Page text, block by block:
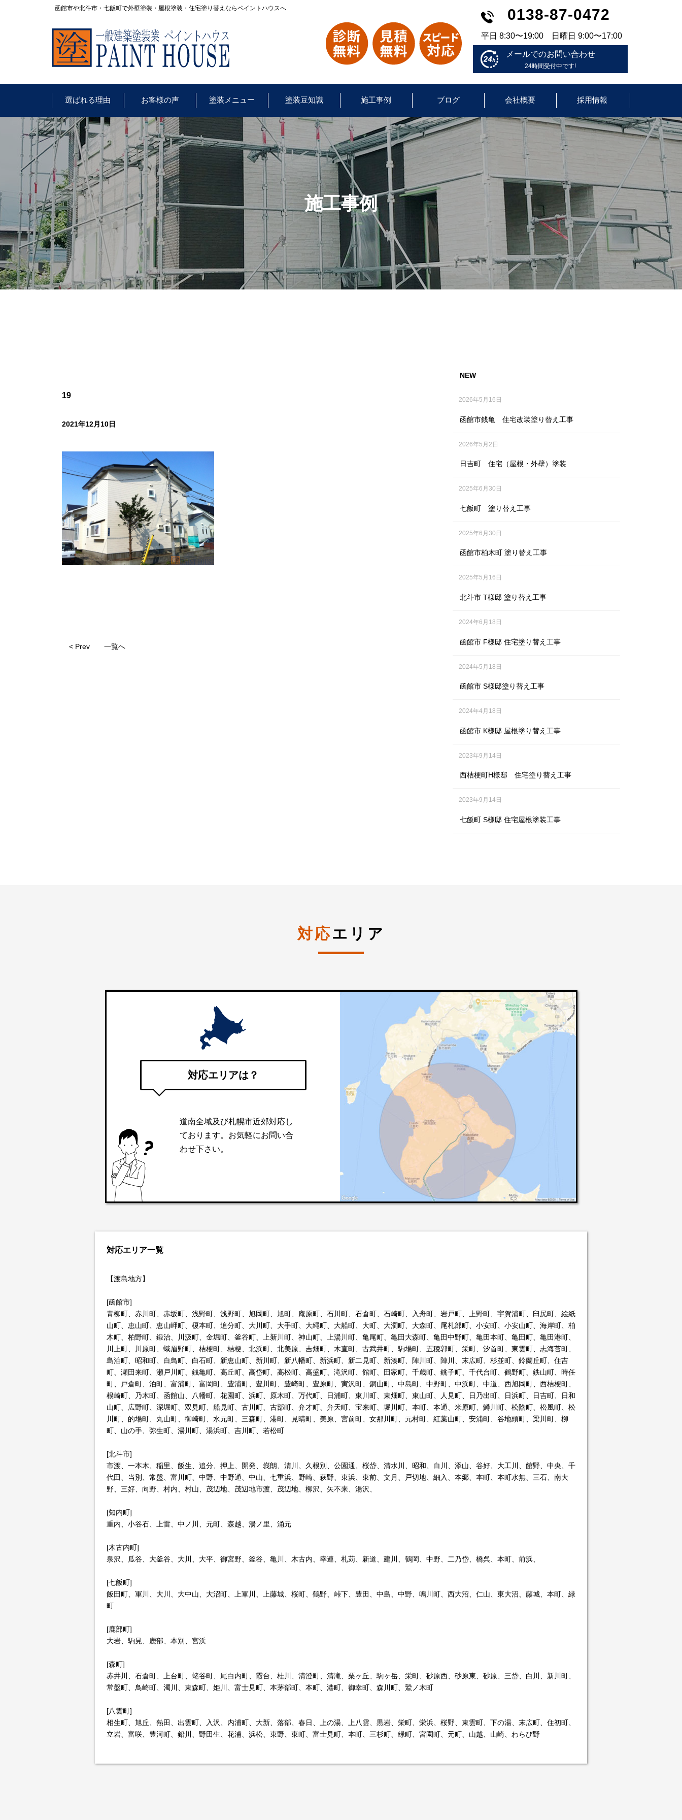
函館市や北斗市・七飯町で外壁塗装・屋根塗装・住宅塗り替えならペイントハウスへ 0138-87-0472
平日 8:30〜19:00 日曜日 9:00〜17:00
メールでのお問い合わせ
24時間受付中です!
選ばれる理由 お客様の声 塗装メニュー 塗装豆知識 施工事例 ブログ 会社概要 採用情報
施工事例
19
2021年12月10日
< Prev 一覧へ
NEW
2026年5月16日
函館市銭亀 住宅改装塗り替え工事
2026年5月2日
日吉町 住宅（屋根・外壁）塗装
2025年6月30日
七飯町 塗り替え工事
2025年6月30日
函館市柏木町 塗り替え工事
2025年5月16日
北斗市 T様邸 塗り替え工事
2024年6月18日
函館市 F様邸 住宅塗り替え工事
2024年5月18日
函館市 S様邸塗り替え工事
2024年4月18日
函館市 K様邸 屋根塗り替え工事
2023年9月14日
西桔梗町H様邸 住宅塗り替え工事
2023年9月14日
七飯町 S様邸 住宅屋根塗装工事
対応エリア
対応エリアは？
道南全域及び札幌市近郊対応し
ております。お気軽にお問い合
わせ下さい。
対応エリア一覧
【渡島地方】
[函館市]
青柳町、赤川町、赤坂町、浅野町、浅野町、旭岡町、旭町、庵原町、石川町、石倉町、石崎町、入舟町、岩戸町、上野町、宇賀浦町、臼尻町、絵紙
山町、恵山町、恵山岬町、榎本町、追分町、大川町、大手町、大縄町、大船町、大町、大澗町、大森町、尾札部町、小安町、小安山町、海岸町、柏
木町、柏野町、鍛治、川汲町、金堀町、釜谷町、上新川町、神山町、上湯川町、亀尾町、亀田大森町、亀田中野町、亀田本町、亀田町、亀田港町、
川上町、川原町、蛾眉野町、桔梗町、桔梗、北浜町、北美原、吉畑町、木直町、古武井町、駒場町、五稜郭町、栄町、汐首町、東雲町、志海苔町、
島泊町、昭和町、白鳥町、白石町、新恵山町、新川町、新八幡町、新浜町、新二見町、新湊町、陣川町、陣川、末広町、杉並町、鈴蘭丘町、住吉
町、瀬田来町、瀬戸川町、銭亀町、高丘町、高岱町、高松町、高盛町、滝沢町、館町、田家町、千歳町、銚子町、千代台町、鶴野町、鉄山町、時任
町、戸倉町、泊町、富浦町、富岡町、豊浦町、豊川町、豊崎町、豊原町、寅沢町、銅山町、中島町、中野町、中浜町、中道、西旭岡町、西桔梗町、
根崎町、乃木町、函館山、八幡町、花園町、浜町、原木町、万代町、日浦町、東川町、東畑町、東山町、人見町、日乃出町、日浜町、日吉町、日和
山町、広野町、深堀町、双見町、船見町、古川町、古部町、弁才町、弁天町、宝来町、堀川町、本町、本通、米原町、鱒川町、松陰町、松風町、松
川町、的場町、丸山町、御崎町、水元町、三森町、港町、見晴町、美原、宮前町、女那川町、元村町、紅葉山町、安浦町、谷地頭町、梁川町、柳
町、山の手、弥生町、湯川町、湯浜町、吉川町、若松町
[北斗市]
市渡、一本木、稲里、飯生、追分、押上、開発、峩朗、清川、久根別、公園通、桜岱、清水川、昭和、白川、添山、谷好、大工川、館野、中央、千
代田、当別、常盤、富川町、中野、中野通、中山、七重浜、野崎、萩野、東浜、東前、文月、戸切地、細入、本郷、本町、本町水無、三石、南大
野、三好、向野、村内、村山、茂辺地、茂辺地市渡、茂辺地、柳沢、矢不来、湯沢、
[知内町]
重内、小谷石、上雷、中ノ川、元町、森越、湯ノ里、涌元
[木古内町]
泉沢、瓜谷、大釜谷、大川、大平、御宮野、釜谷、亀川、木古内、幸連、札苅、新道、建川、鶴岡、中野、二乃岱、橋呉、本町、前浜、
[七飯町]
飯田町、軍川、大川、大中山、大沼町、上軍川、上藤城、桜町、鶴野、峠下、豊田、中島、中野、鳴川町、西大沼、仁山、東大沼、藤城、本町、緑
町
[鹿部町]
大岩、駒見、鹿部、本別、宮浜
[森町]
赤井川、石倉町、上台町、蛯谷町、尾白内町、霞台、桂川、清澄町、清滝、栗ヶ丘、駒ヶ岳、栄町、砂原西、砂原東、砂原、三岱、白川、新川町、
常盤町、鳥崎町、濁川、東森町、姫川、富士見町、本茅部町、本町、港町、御幸町、森川町、鷲ノ木町
[八雲町]
相生町、旭丘、熱田、出雲町、入沢、内浦町、大新、落部、春日、上の湯、上八雲、黒岩、栄町、栄浜、桜野、東雲町、下の湯、末広町、住初町、
立岩、富咲、豊河町、鉛川、野田生、花浦、浜松、東野、東町、富士見町、本町、三杉町、緑町、宮園町、元町、山越、山崎、わらび野